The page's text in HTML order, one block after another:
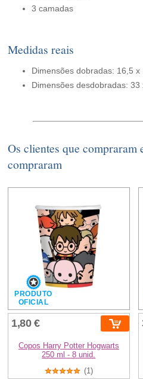
3 camadas
Medidas reais
Dimensões dobradas: 16,5 x
Dimensões desdobradas: 33
Os clientes que compraram
compraram
PRODUTO
OFICIAL
1,80 €
Copos Harry Potter Hogwarts
250 ml - 8 unid.
(1)